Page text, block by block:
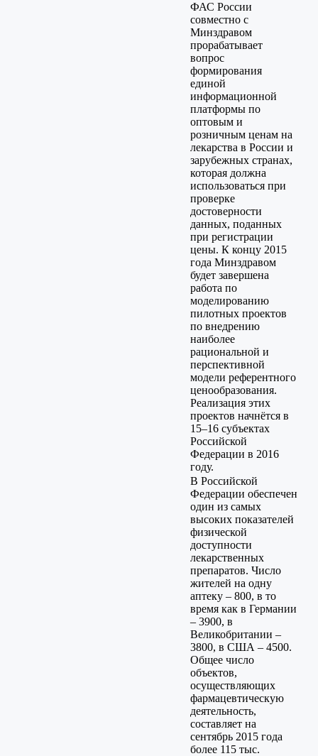
ФАС России
совместно с
Минздравом
прорабатывает
вопрос
формирования
единой
информационной
платформы по
оптовым и
розничным ценам на
лекарства в России и
зарубежных странах,
которая должна
использоваться при
проверке
достоверности
данных, поданных
при регистрации
цены. К концу 2015
года Минздравом
будет завершена
работа по
моделированию
пилотных проектов
по внедрению
наиболее
рациональной и
перспективной
модели референтного
ценообразования.
Реализация этих
проектов начнётся в
15–16 субъектах
Российской
Федерации в 2016
году.
В Российской
Федерации обеспечен
один из самых
высоких показателей
физической
доступности
лекарственных
препаратов. Число
жителей на одну
аптеку – 800, в то
время как в Германии
– 3900, в
Великобритании –
3800, в США – 4500.
Общее число
объектов,
осуществляющих
фармацевтическую
деятельность,
составляет на
сентябрь 2015 года
более 115 тыс.